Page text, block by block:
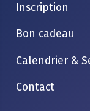
Inscription
Bon cadeau
Calendrier &
Contact